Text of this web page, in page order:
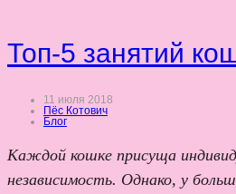
Топ-5 занятий
11 июля 2018
Пёс Котович
Блог
Каждой кошке присуща
независимость. Однако, у